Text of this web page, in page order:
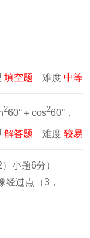
填空题 难度 中等
260°＋cos260°．
解答题 难度 较易
小题6分）
经过点（3，